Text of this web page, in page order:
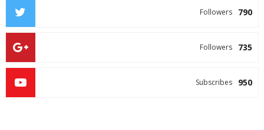
790
Followers
735
Followers
950
Subscribes